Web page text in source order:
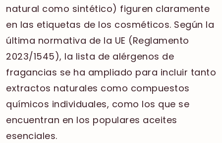
natural como sintético) figuren claramente
en las etiquetas de los cosméticos. Según la
última normativa de la UE (Reglamento
2023/1545), la lista de alérgenos de
fragancias se ha ampliado para incluir tanto
extractos naturales como compuestos
químicos individuales, como los que se
encuentran en los populares aceites
esenciales.